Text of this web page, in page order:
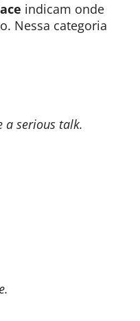
indicam onde
Nessa categoria
a serious talk.